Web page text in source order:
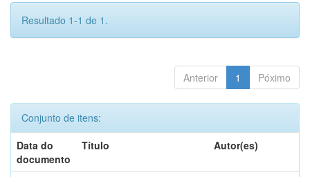
Resultado 1-1 de 1.
Anterior 1 Póximo
Conjunto de itens:
Data do
documento
Título Autor(es)